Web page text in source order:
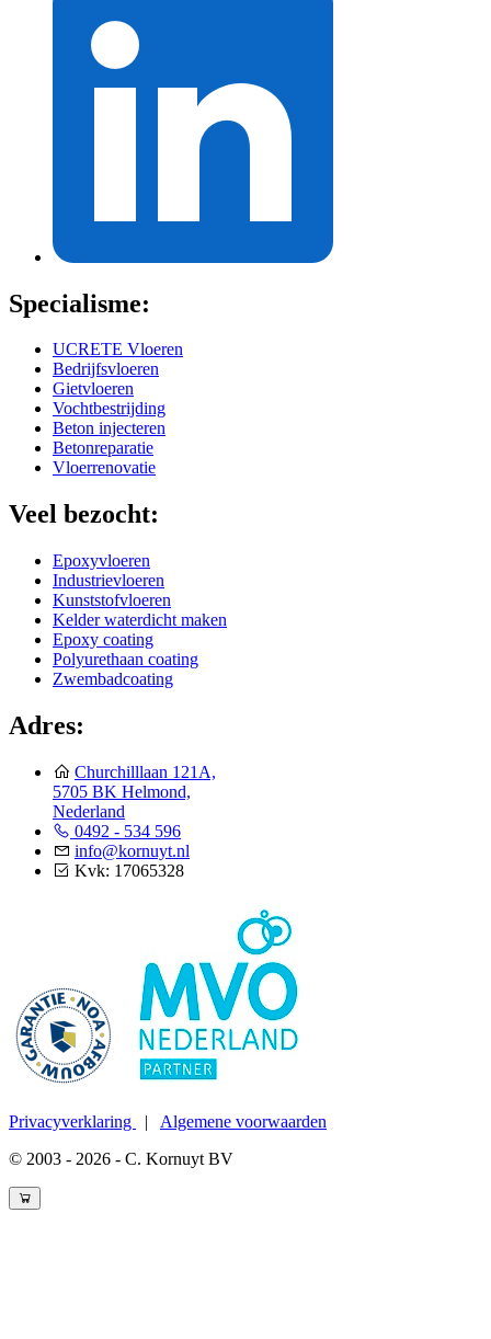
Specialisme:
UCRETE Vloeren
Bedrijfsvloeren
Gietvloeren
Vochtbestrijding
Beton injecteren
Betonreparatie
Vloerrenovatie
Veel bezocht:
Epoxyvloeren
Industrievloeren
Kunststofvloeren
Kelder waterdicht maken
Epoxy coating
Polyurethaan coating
Zwembadcoating
Adres:
Churchilllaan 121A,
5705 BK Helmond,
Nederland
0492 - 534 596
info@kornuyt.nl
Kvk: 17065328
Privacyverklaring | Algemene voorwaarden
© 2003 - 2026 - C. Kornuyt BV